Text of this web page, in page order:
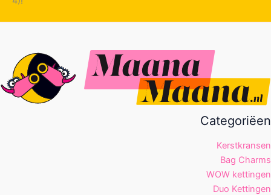
Categoriëen
Kerstkransen
Bag Charms
WOW kettingen
Duo Kettingen